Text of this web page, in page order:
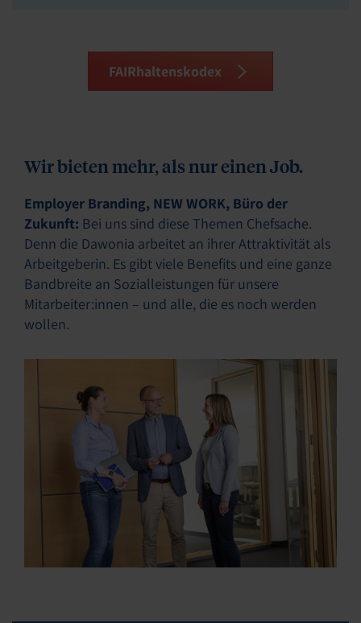
FAIRhaltenskodex
Wir bieten mehr, als nur einen Job.
Employer Branding, NEW WORK, Büro der
Zukunft: Bei uns sind diese Themen Chefsache.
Denn die Dawonia arbeitet an ihrer Attraktivität als
Arbeitgeberin. Es gibt viele Benefits und eine ganze
Bandbreite an Sozialleistungen für unsere
Mitarbeiter:innen – und alle, die es noch werden
wollen.